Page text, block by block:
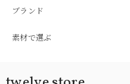
ブランド
素材で選ぶ